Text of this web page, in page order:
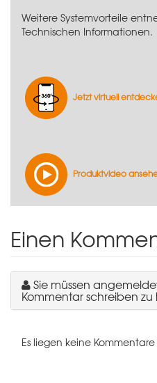
Weitere Systemvorteile
Technischen Informationen.
Jetzt virtuell
Produktvideo
Einen
Sie müssen
Kommentar schreiben zu
Es liegen keine